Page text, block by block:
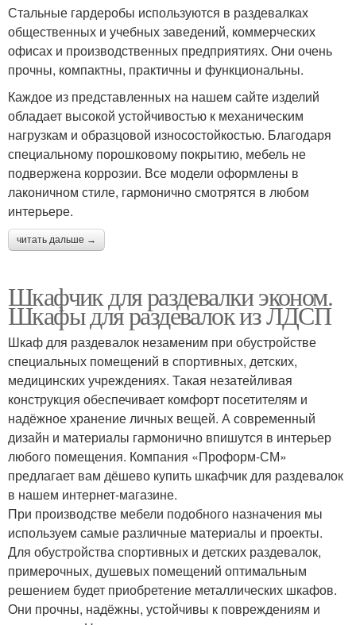
Стальные гардеробы используются в раздевалках
общественных и учебных заведений, коммерческих
офисах и производственных предприятиях. Они очень
прочны, компактны, практичны и функциональны.
Каждое из представленных на нашем сайте изделий
обладает высокой устойчивостью к механическим
нагрузкам и образцовой износостойкостью. Благодаря
специальному порошковому покрытию, мебель не
подвержена коррозии. Все модели оформлены в
лаконичном стиле, гармонично смотрятся в любом
интерьере.
читать дальше →
Шкафчик для раздевалки эконом.
Шкафы для раздевалок из ЛДСП
Шкаф для раздевалок незаменим при обустройстве
специальных помещений в спортивных, детских,
медицинских учреждениях. Такая незатейливая
конструкция обеспечивает комфорт посетителям и
надёжное хранение личных вещей. А современный
дизайн и материалы гармонично впишутся в интерьер
любого помещения. Компания «Проформ-СМ»
предлагает вам дёшево купить шкафчик для раздевалок
в нашем интернет-магазине.
При производстве мебели подобного назначения мы
используем самые различные материалы и проекты.
Для обустройства спортивных и детских раздевалок,
примерочных, душевых помещений оптимальным
решением будет приобретение металлических шкафов.
Они прочны, надёжны, устойчивы к повреждениям и